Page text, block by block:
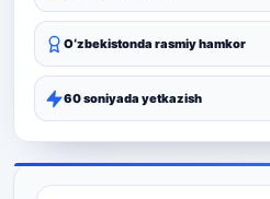
Oʻzbekistonda rasmiy hamkor
60 soniyada yetkazish